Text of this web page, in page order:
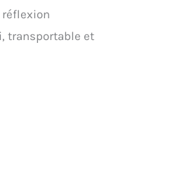
réflexion
transportable et